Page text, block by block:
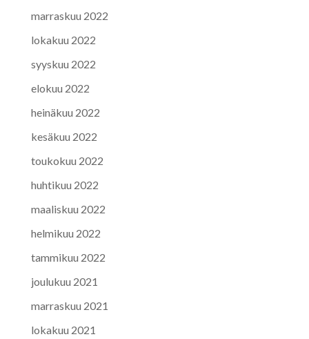
marraskuu 2022
lokakuu 2022
syyskuu 2022
elokuu 2022
heinäkuu 2022
kesäkuu 2022
toukokuu 2022
huhtikuu 2022
maaliskuu 2022
helmikuu 2022
tammikuu 2022
joulukuu 2021
marraskuu 2021
lokakuu 2021